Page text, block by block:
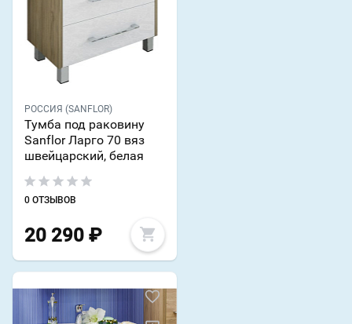
РОССИЯ (SANFLOR)
Тумба под раковину
Sanflor Ларго 70 вяз
швейцарский, белая
0 ОТЗЫВОВ
20 290 ₽